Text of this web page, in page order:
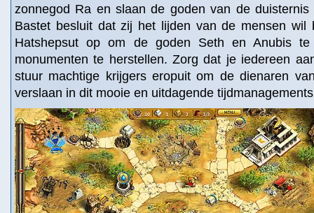
zonnegod Ra en slaan de goden van de duisternis
Bastet besluit dat zij het lijden van de mensen wil
Hatshepsut op om de goden Seth en Anubis
monumenten te herstellen. Zorg dat je iedereen
stuur machtige krijgers eropuit om de dienaren
verslaan in dit mooie en uitdagende